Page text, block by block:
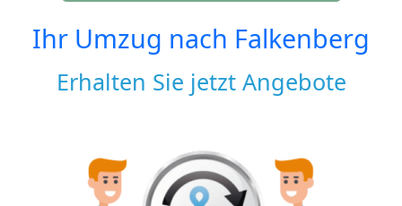
Ihr Umzug nach Falkenberg
Erhalten Sie jetzt Angebote